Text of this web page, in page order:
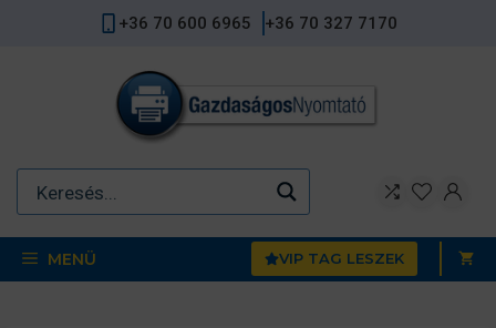
+36 70 600 6965 +36 70 327 7170
MENÜ VIP TAG LESZEK